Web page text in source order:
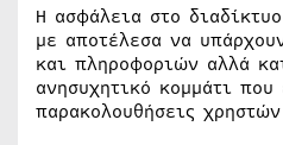
Η ασφάλεια στο
με αποτέλεσα να
και πληροφοριών αλλά
ανησυχητικό κομμάτι που
παρακολουθήσεις